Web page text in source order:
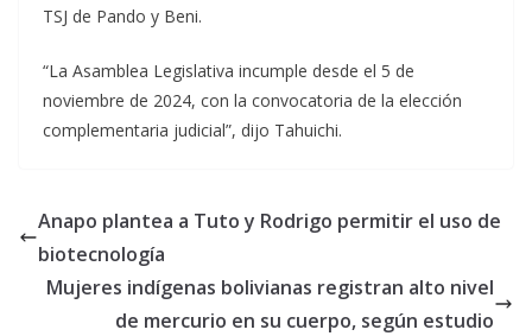
TSJ de Pando y Beni.
“La Asamblea Legislativa incumple desde el 5 de
noviembre de 2024, con la convocatoria de la elección
complementaria judicial”, dijo Tahuichi.
Anapo plantea a Tuto y Rodrigo permitir el uso de
biotecnología
Mujeres indígenas bolivianas registran alto nivel
de mercurio en su cuerpo, según estudio